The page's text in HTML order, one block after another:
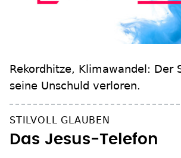
Rekordhitze, Klimawandel: Der
STILVOLL GLAUBEN